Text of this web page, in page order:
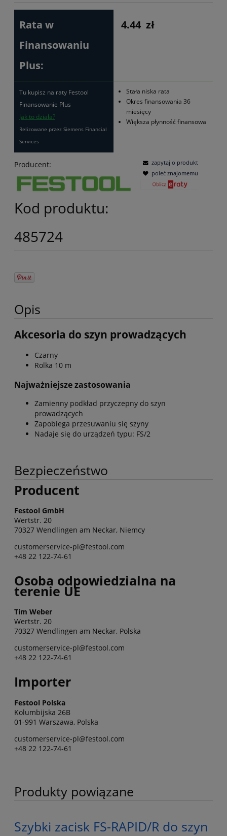
Rata w
Finansowaniu
Plus:
4.44 zł
Tu kupisz na raty Festool
Finansowanie Plus
Jak to działa?
Relizowane przez Siemens Financial
Services
Stała niska rata
Okres finansowania 36
miesięcy
Większa płynność finansowa
Producent:
Kod produktu:
485724
zapytaj o produkt
poleć znajomemu
Opis
Akcesoria do szyn prowadzących
Czarny
Rolka 10 m
Najważniejsze zastosowania
Zamienny podkład przyczepny do szyn
prowadzących
Zapobiega przesuwaniu się szyny
Nadaje się do urządzeń typu: FS/2
Bezpieczeństwo
Producent
Festool GmbH
Wertstr. 20
70327 Wendlingen am Neckar, Niemcy
customerservice-pl@festool.com
+48 22 122-74-61
Osoba odpowiedzialna na
terenie UE
Tim Weber
Wertstr. 20
70327 Wendlingen am Neckar, Polska
customerservice-pl@festool.com
+48 22 122-74-61
Importer
Festool Polska
Kolumbijska 26B
01-991 Warszawa, Polska
customerservice-pl@festool.com
+48 22 122-74-61
Produkty powiązane
Szybki zacisk FS-RAPID/R do szyn